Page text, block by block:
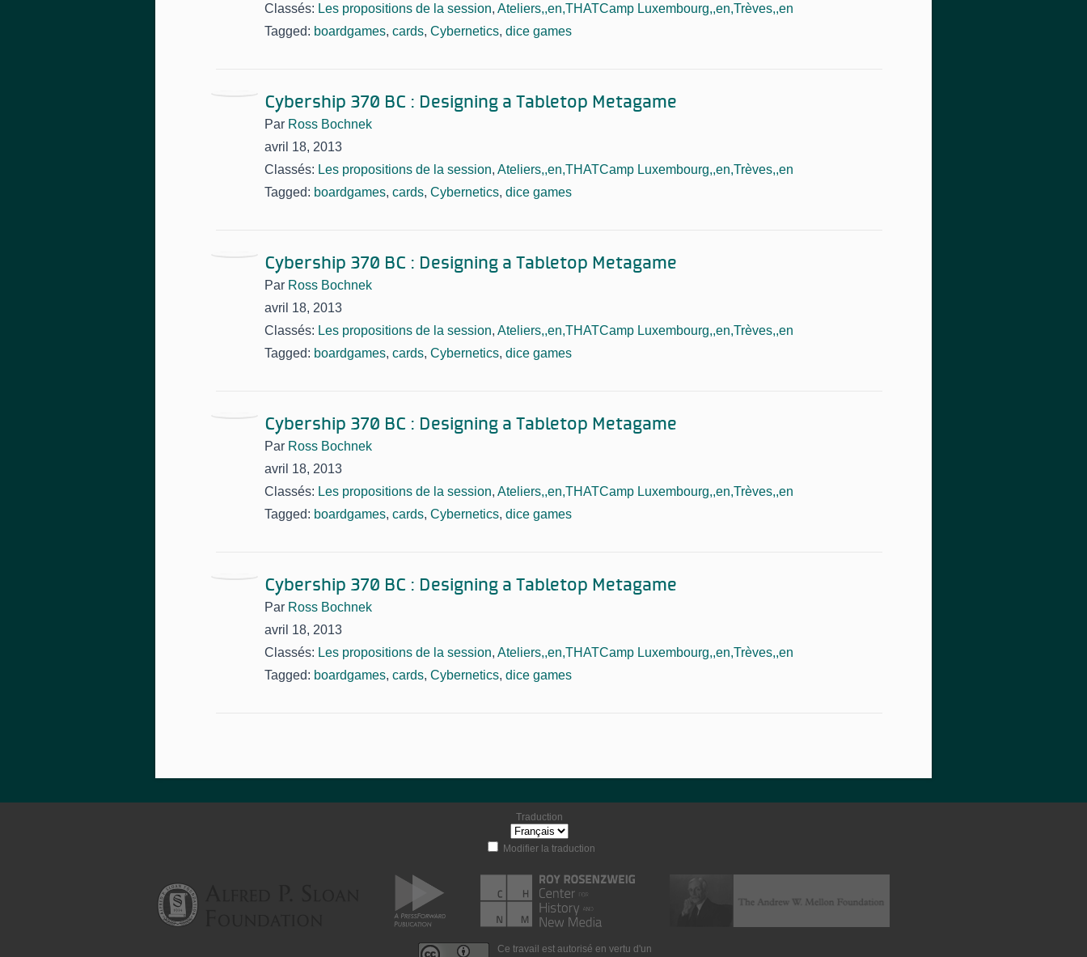
Classés: Les propositions de la session, Ateliers,,en,THATCamp Luxembourg,,en,Trèves,,en
Tagged: boardgames, cards, Cybernetics, dice games
Cybership 370 BC : Designing a Tabletop Metagame
Par Ross Bochnek
avril 18, 2013
Classés: Les propositions de la session, Ateliers,,en,THATCamp Luxembourg,,en,Trèves,,en
Tagged: boardgames, cards, Cybernetics, dice games
Cybership 370 BC : Designing a Tabletop Metagame
Par Ross Bochnek
avril 18, 2013
Classés: Les propositions de la session, Ateliers,,en,THATCamp Luxembourg,,en,Trèves,,en
Tagged: boardgames, cards, Cybernetics, dice games
Cybership 370 BC : Designing a Tabletop Metagame
Par Ross Bochnek
avril 18, 2013
Classés: Les propositions de la session, Ateliers,,en,THATCamp Luxembourg,,en,Trèves,,en
Tagged: boardgames, cards, Cybernetics, dice games
Cybership 370 BC : Designing a Tabletop Metagame
Par Ross Bochnek
avril 18, 2013
Classés: Les propositions de la session, Ateliers,,en,THATCamp Luxembourg,,en,Trèves,,en
Tagged: boardgames, cards, Cybernetics, dice games
Traduction
Modifier la traduction
Ce travail est autorisé en vertu d'un